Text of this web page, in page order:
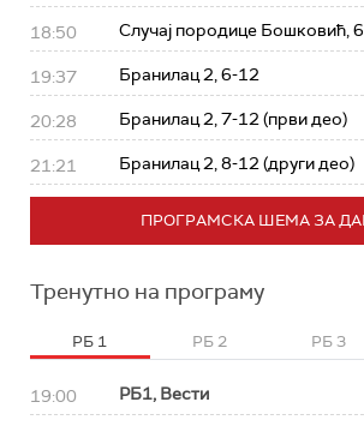
18:50 Случај породице Бошковић,
19:37 Бранилац 2, 6-12
20:28 Бранилац 2, 7-12 (први део)
21:21 Бранилац 2, 8-12 (други део)
ПРОГРАМСКА ШЕМА ЗА
Тренутно на програму
РБ 1 РБ 2 РБ 3
19:00 РБ1, Вести